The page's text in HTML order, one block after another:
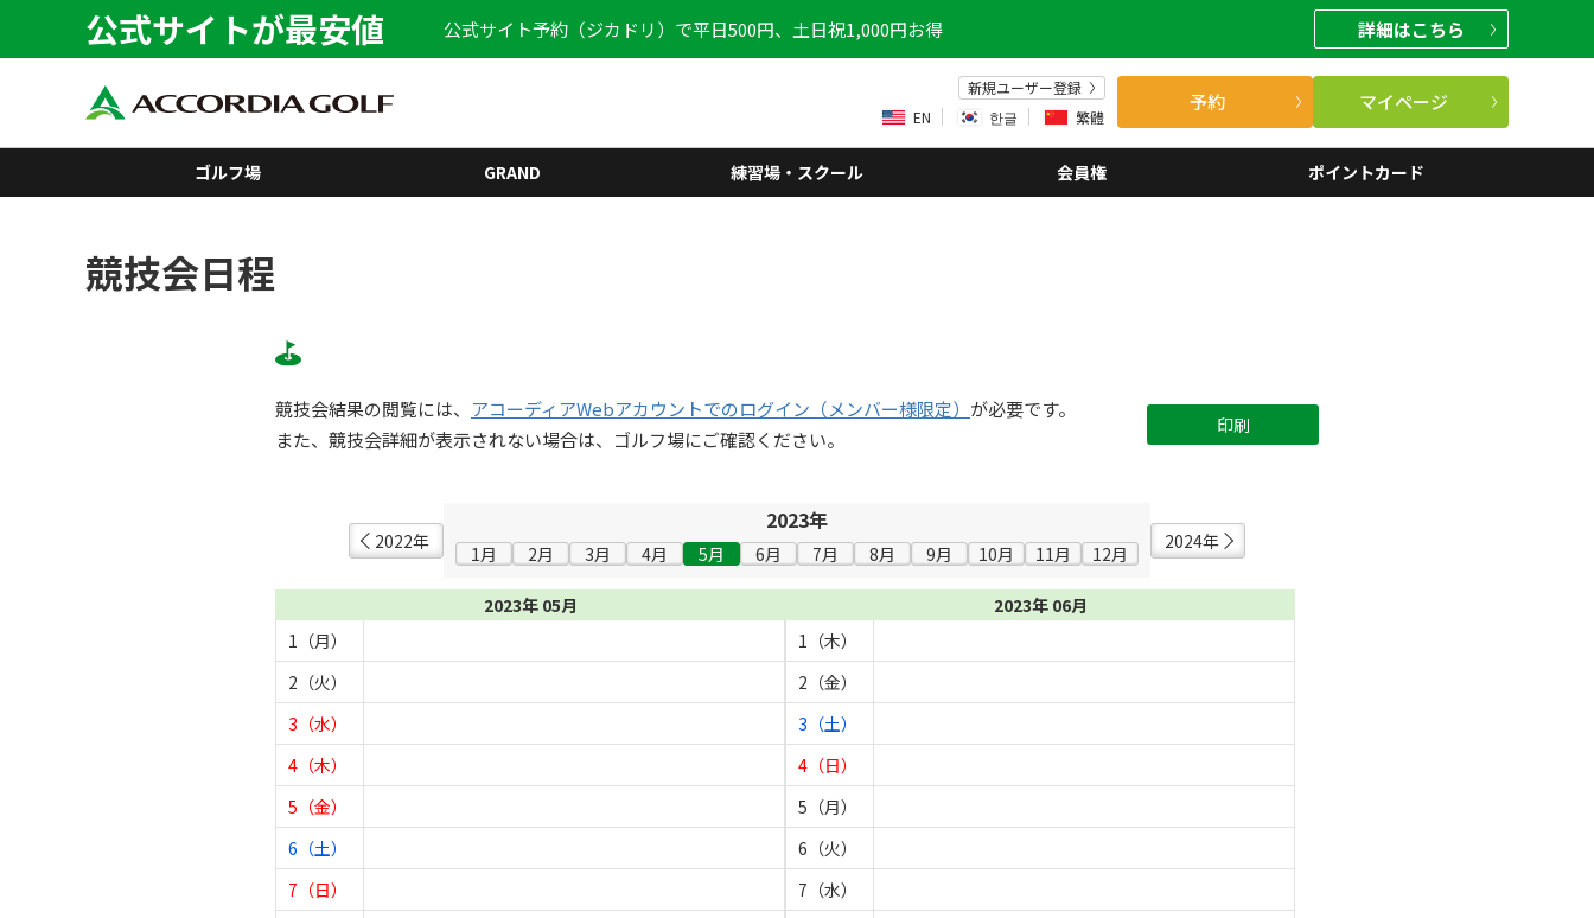
公式サイトが最安値 公式サイト予約（ジカドリ）で平日500円、土日祝1,000円お得 詳細はこちら
新規ユーザー登録
EN
한글 繁體
予約 マイページ
ゴルフ場 GRAND 練習場・スクール 会員権 ポイントカード
競技会日程
競技会結果の閲覧には、 アコーディアWebアカウントでのログイン（メンバー様限定） が必要です。
また、競技会詳細が表示されない場合は、ゴルフ場にご確認ください。
印刷
2022年
2023年
1月 2月 3月 4月 5月 6月 7月 8月 9月 10月 11月 12月
2024年
2023年 05月
1（月）
2（火）
3（水）
4（木）
5（金）
6（土）
7（日）
2023年 06月
1（木）
2（金）
3（土）
4（日）
5（月）
6（火）
7（水）